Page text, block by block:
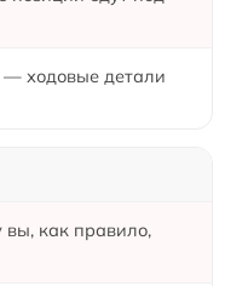
ходовые детали
вы, как правило,